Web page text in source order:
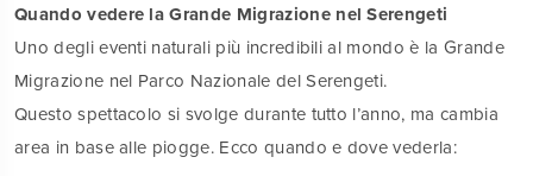
Quando vedere la Grande Migrazione nel Serengeti
Uno degli eventi naturali più incredibili al mondo è la Grande
Migrazione nel Parco Nazionale del Serengeti.
Questo spettacolo si svolge durante tutto l’anno, ma cambia
area in base alle piogge. Ecco quando e dove vederla: